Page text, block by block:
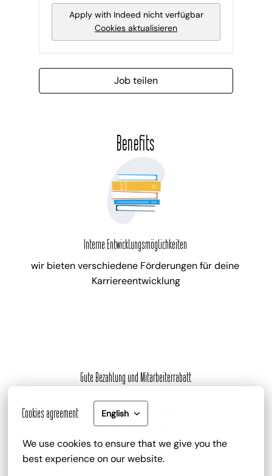
Cookies agreement English
We use cookies to ensure that we give you the
best experience on our website.
Apply with Indeed nicht verfügbar
Cookies aktualisieren
Job teilen
Benefits
Interne Entwicklungsmöglichkeiten
wir bieten verschiedene Förderungen für deine
Karriereentwicklung
Gute Bezahlung und Mitarbeiterrabatt
zu deinem attraktiven Gehalt gib es zusätzlich die
Trinkgeldbeteiligung, Mitarbeiterrabatte und
kostenlose Getränke